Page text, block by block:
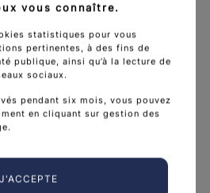
est l’agence d'expertise
en cancérologie de l’État.
arrow_forward
vous connaître.
statistiques pour vous
pertinentes, à des fins de
publique, ainsi qu’à la lecture de
sociaux.
pendant six mois, vous pouvez
en cliquant sur gestion des
J'ACCEPTE